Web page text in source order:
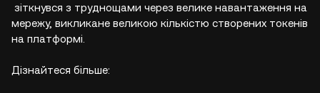
зіткнувся з труднощами через велике навантаження на
мережу, викликане великою кількістю створених токенів
на платформі.
Дізнайтеся більше: